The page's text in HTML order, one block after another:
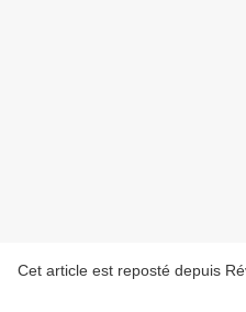
Cet article est reposté depuis